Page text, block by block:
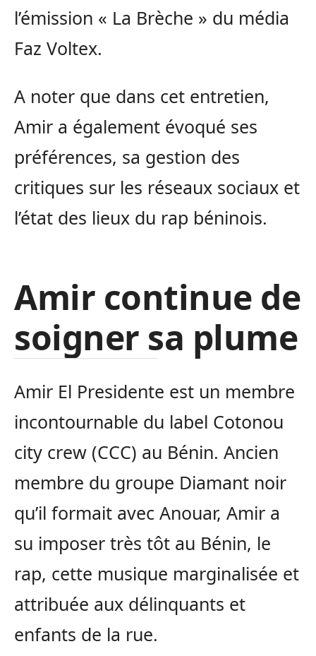
l’émission « La Brèche » du média
Faz Voltex.
A noter que dans cet entretien,
Amir a également évoqué ses
préférences, sa gestion des
critiques sur les réseaux sociaux et
l’état des lieux du rap béninois.
Amir continue de
soigner sa plume
Amir El Presidente est un membre
incontournable du label Cotonou
city crew (CCC) au Bénin. Ancien
membre du groupe Diamant noir
qu’il formait avec Anouar, Amir a
su imposer très tôt au Bénin, le
rap, cette musique marginalisée et
attribuée aux délinquants et
enfants de la rue.